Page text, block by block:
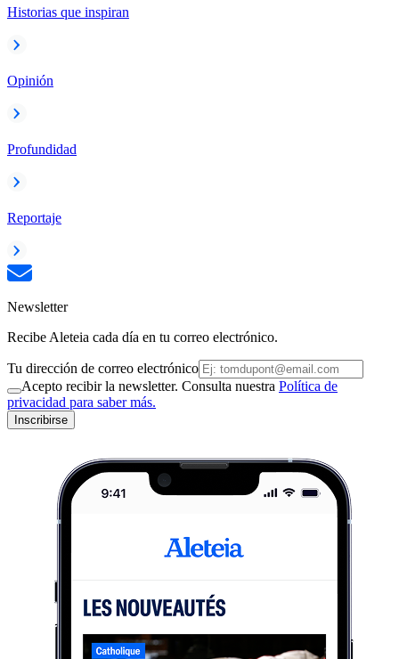
Historias que inspiran
Opinión
Profundidad
Reportaje
Newsletter
Recibe Aleteia cada día en tu correo electrónico.
Tu dirección de correo electrónico
Acepto recibir la newsletter. Consulta nuestra Política de
privacidad para saber más.
Inscribirse